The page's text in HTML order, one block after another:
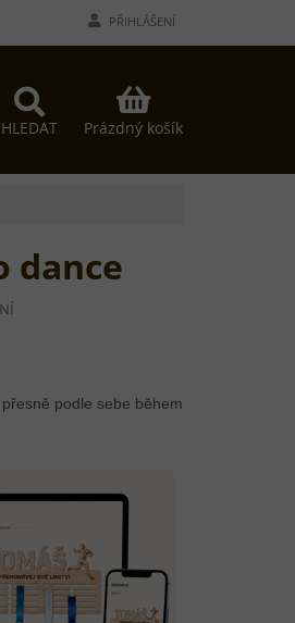
PŘIHLÁŠENÍ
HLEDAT
NÁKUPNÍ
KOŠÍK
Prázdný košík
MY? KONTAKTY
dance
podle sebe během